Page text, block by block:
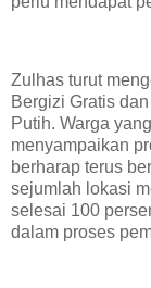
Zulhas turut
Bergizi Gratis
Putih. Warga
menyampaikan
berharap terus
sejumlah lokasi
selesai 100
dalam proses